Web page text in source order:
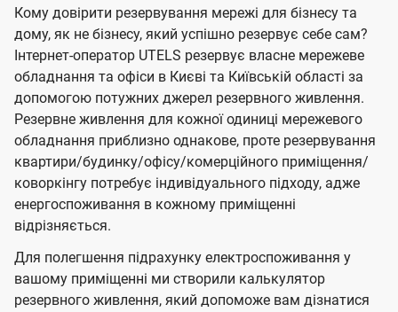
Кому довірити резервування мережі для бізнесу та
дому, як не бізнесу, який успішно резервує себе сам?
Інтернет-оператор UTELS резервує власне мережеве
обладнання та офіси в Києві та Київській області за
допомогою потужних джерел резервного живлення.
Резервне живлення для кожної одиниці мережевого
обладнання приблизно однакове, проте резервування
квартири/будинку/офісу/комерційного приміщення/
коворкінгу потребує індивідуального підходу, адже
енергоспоживання в кожному приміщенні
відрізняється.
Для полегшення підрахунку електроспоживання у
вашому приміщенні ми створили калькулятор
резервного живлення, який допоможе вам дізнатися